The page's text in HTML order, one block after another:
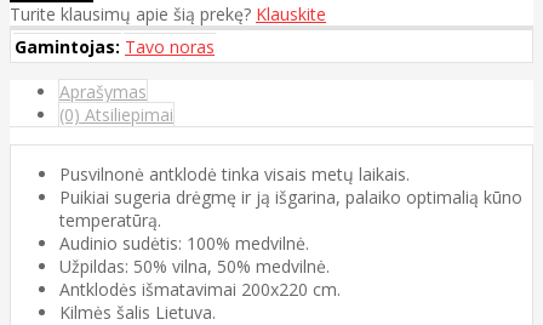
Turite klausimų apie šią prekę? Klauskite
Gamintojas: Tavo noras
Aprašymas
(0) Atsiliepimai
Pusvilnonė antklodė tinka visais metų laikais.
Puikiai sugeria drėgmę ir ją išgarina, palaiko optimalią kūno
temperatūrą.
Audinio sudėtis: 100% medvilnė.
Užpildas: 50% vilna, 50% medvilnė.
Antklodės išmatavimai 200x220 cm.
Kilmės šalis Lietuva.